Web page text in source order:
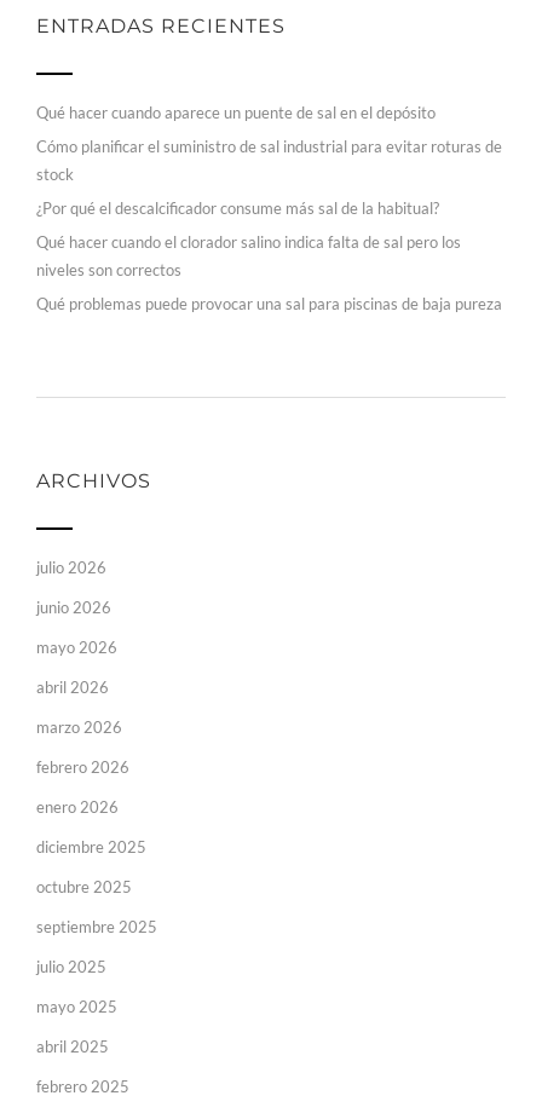
ENTRADAS RECIENTES
Qué hacer cuando aparece un puente de sal en el depósito
Cómo planificar el suministro de sal industrial para evitar roturas de
stock
¿Por qué el descalcificador consume más sal de la habitual?
Qué hacer cuando el clorador salino indica falta de sal pero los
niveles son correctos
Qué problemas puede provocar una sal para piscinas de baja pureza
ARCHIVOS
julio 2026
junio 2026
mayo 2026
abril 2026
marzo 2026
febrero 2026
enero 2026
diciembre 2025
octubre 2025
septiembre 2025
julio 2025
mayo 2025
abril 2025
febrero 2025